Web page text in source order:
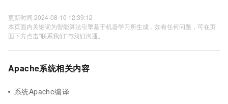
更新时间 2024-08-10 12:39:12
本页面内关键词为智能算法引擎基于机器学习所生成，如有任何问题，可在页
面下方点击"联系我们"与我们沟通。
Apache系统相关内容
系统Apache编译